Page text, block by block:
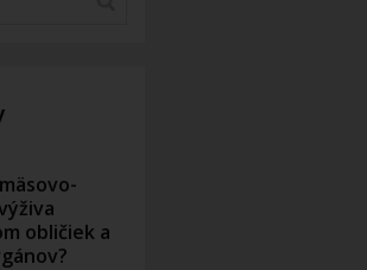
obličiek a